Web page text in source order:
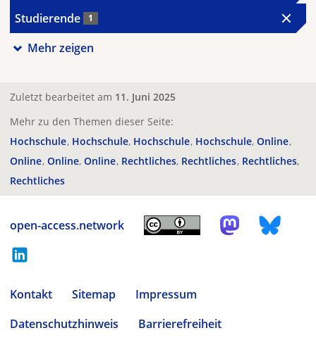
Studierende 1
Mehr zeigen
Zuletzt bearbeitet am 11. Juni 2025
Mehr zu den Themen dieser Seite:
Hochschule Hochschule Hochschule Hochschule Online
Online Online Online Rechtliches Rechtliches Rechtliches
Rechtliches
open-access.network
Kontakt Sitemap
Impressum
Datenschutzhinweis
Barrierefreiheit